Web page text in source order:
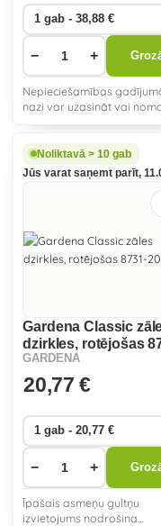
− +
Nepieciešamības
nazi var uzasināt vai
Noliktavā > 10 gab
Jūs varat saņemt parīt,
Gardena Classic
dzirkles, rotējošas
20
GARDENA
20,77 €
− +
Īpašais asmeņu gultņu
izvietojums nodrošina